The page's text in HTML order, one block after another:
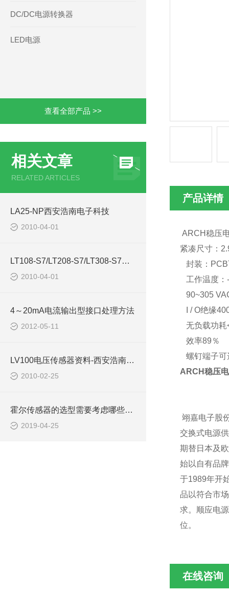
DC/DC电源转换器
LED电源
查看全部产品 >>
相关文章
RELATED ARTICLES
LA25-NP西安浩南电子科技
2010-04-01
LT108-S7/LT208-S7/LT308-S7传感器-西安浩南电子科技
2010-04-01
4～20mA电流输出型接口处理方法
2012-05-11
LV100电压传感器资料-西安浩南电子科技
2010-02-25
霍尔传感器的选型需要考虑哪些因素
2019-04-25
产品详情
ARCH稳压
紧凑尺寸：
封装： PCB
工作温度：
90~305
I / O绝缘
无负载功耗
效率89 ％
螺钉端子可
ARCH稳压
翊嘉电子股
交换式电源
期替日本及
始以自有品
于1989年开
品以符合市
求。顺应电
位。
在线咨询